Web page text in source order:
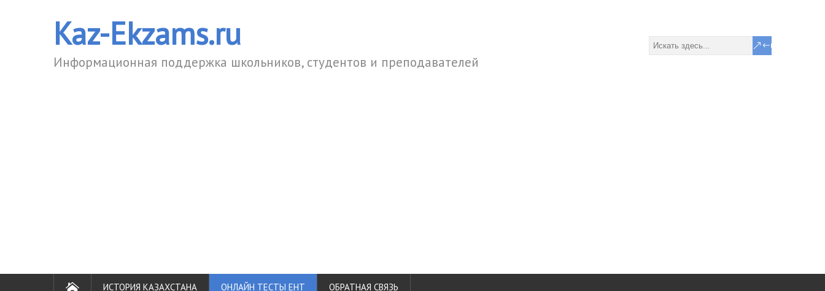
Kaz-Ekzams.ru
Информационная поддержка школьников, студентов и преподавателей
ИСТОРИЯ КАЗАХСТАНА ОНЛАЙН ТЕСТЫ ЕНТ ОБРАТНАЯ СВЯЗЬ